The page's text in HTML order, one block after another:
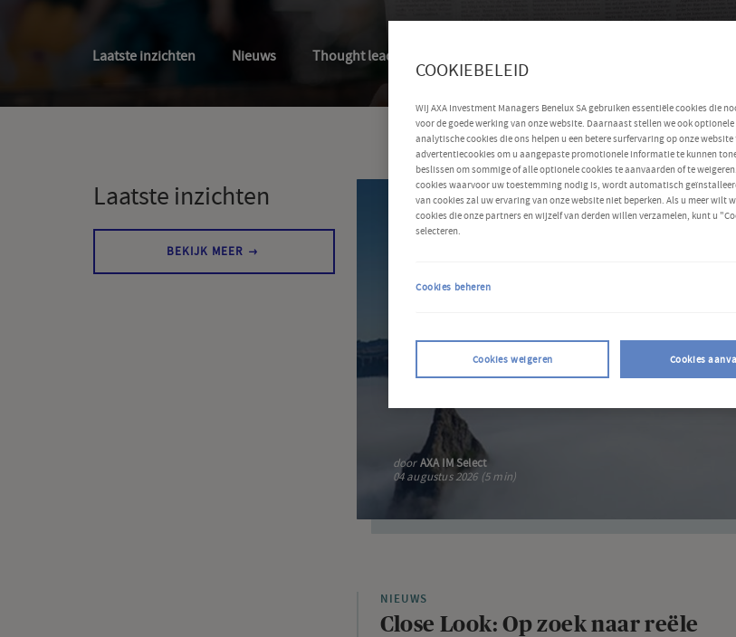
Laatste inzichten Nieuws Thought leadership
Laatste inzichten
BEKIJK MEER
NIEUWS
hoofdpunten juli
doorAXA IM Select
04 augustus 2026 (5 min)
NIEUWS
Close Look: Op zoek naar reële
COOKIEBELEID
Wij AXA Investment Managers Benelux SA gebruiken essentiële cookies die
voor de goede werking van onze website. Daarnaast stellen we ook
analytische cookies die ons helpen u een betere surfervaring op onze website
advertentiecookies om u aangepaste promotionele informatie te kunnen
beslissen om sommige of alle optionele cookies te aanvaarden of te
cookies waarvoor uw toestemming nodig is, wordt automatisch
van cookies zal uw ervaring van onze website niet beperken. Als u meer wilt
cookies die onze partners en wijzelf van derden willen verzamelen, kunt u
selecteren.
Cookies weigeren Cookies
Cookies beheren